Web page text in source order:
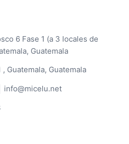
6 Fase 1 (a 3 locales de
Guatemala
Guatemala, Guatemala
info@micelu.net